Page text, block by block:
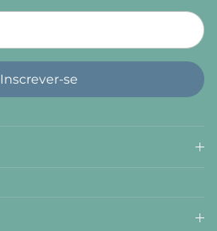
Inscrever-se